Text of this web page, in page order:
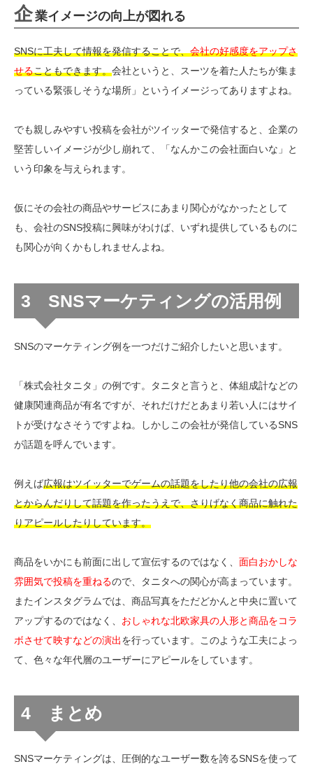
企業イメージの向上が図れる
SNSに工夫して情報を発信することで、会社の好感度をアップさ
せることもできます。会社というと、スーツを着た人たちが集ま
っている緊張しそうな場所」というイメージってありますよね。
でも親しみやすい投稿を会社がツイッターで発信すると、企業の
堅苦しいイメージが少し崩れて、「なんかこの会社面白いな」と
いう印象を与えられます。
仮にその会社の商品やサービスにあまり関心がなかったとして
も、会社のSNS投稿に興味がわけば、いずれ提供しているものに
も関心が向くかもしれませんよね。
3 SNSマーケティングの活用例
SNSのマーケティング例を一つだけご紹介したいと思います。
「株式会社タニタ」の例です。タニタと言うと、体組成計などの
健康関連商品が有名ですが、それだけだとあまり若い人にはサイ
トが受けなさそうですよね。しかしこの会社が発信しているSNS
が話題を呼んでいます。
例えば広報はツイッターでゲームの話題をしたり他の会社の広報
とからんだりして話題を作ったうえで、さりげなく商品に触れた
りアピールしたりしています。
商品をいかにも前面に出して宣伝するのではなく、 面白おかしな
雰囲気で投稿を重ねるので、タニタへの関心が高まっています。
またインスタグラムでは、商品写真をただどかんと中央に置いて
アップするのではなく、 おしゃれな北欧家具の人形と商品をコラ
ボさせて映すなどの演出を行っています。このような工夫によっ
て、色々な年代層のユーザーにアピールをしています。
4 まとめ
SNSマーケティングは、圧倒的なユーザー数を誇るSNSを使って